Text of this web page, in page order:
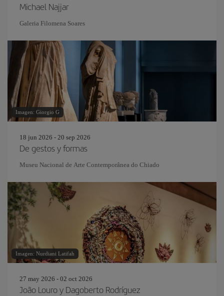
Michael Najjar
Galeria Filomena Soares
Imagen: Giorgio G
18 jun 2026 - 20 sep 2026
De gestos y formas
Museu Nacional de Arte Contemporânea do Chiado
Imagen: Nurdiani Latifah
27 may 2026 - 02 oct 2026
João Louro y Dagoberto Rodríguez